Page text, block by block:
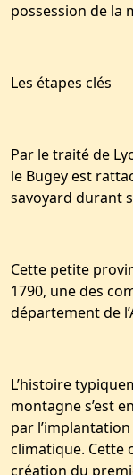
possession de la
Les étapes clés
Par le traité de
le Bugey est
savoyard durant
Cette petite
1790, une des
département de
L’histoire
montagne s’est
par
climatique. Cette
création du